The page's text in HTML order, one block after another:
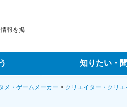
報を掲
知りたい・
転職ノウハウ
メ・ゲームメーカー クリエイター・クリエ